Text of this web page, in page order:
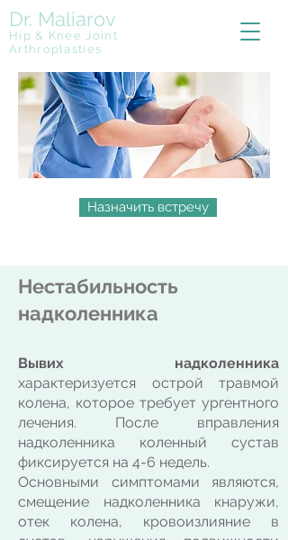
Dr. Maliarov
Hip & Knee Joint
Arthroplasties
Назначить встречу
Нестабильность
надколенника
Вывих надколенника
характеризуется острой травмой
колена, которое требует ургентного
лечения. После вправления
надколенника коленный сустав
фиксируется на 4-6 недель.
Основными симптомами являются,
смещение надколенника кнаружи,
отек колена, кровоизлияние в